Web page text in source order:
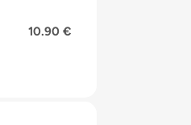
10.90 €